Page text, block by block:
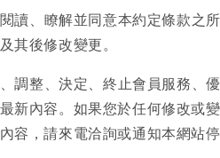
、瞭解並同意本約定條款之
其後修改變更。
整、決定、終止會員服務、
內容。如果您於任何修改或
，請來電洽詢或通知本網站停